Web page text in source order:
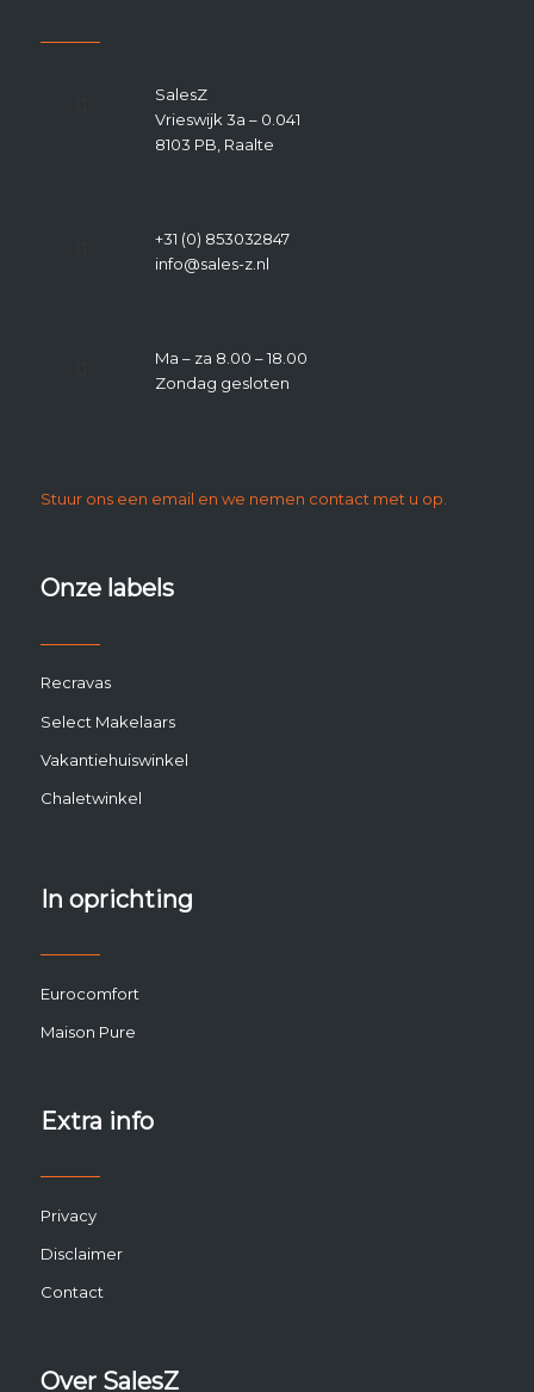
SalesZ
Vrieswijk 3a – 0.041
8103 PB, Raalte
+31 (0) 853032847
info@sales-z.nl
Ma – za 8.00 – 18.00
Zondag gesloten
Stuur ons een email en we nemen contact met u op.
Onze labels
Recravas
Select Makelaars
Vakantiehuiswinkel
Chaletwinkel
In oprichting
Eurocomfort
Maison Pure
Extra info
Privacy
Disclaimer
Contact
Over SalesZ